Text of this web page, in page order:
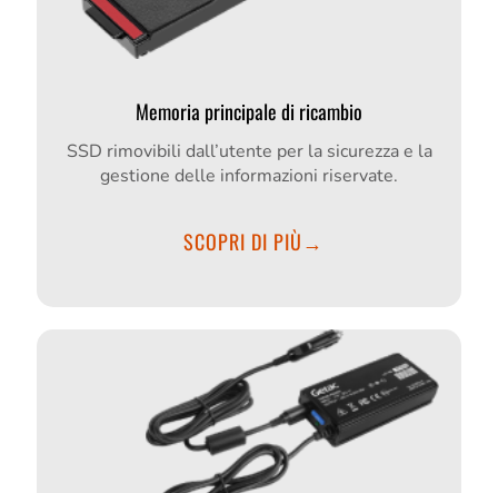
Memoria principale di ricambio
SSD rimovibili dall’utente per la sicurezza e la
gestione delle informazioni riservate.
SCOPRI DI PIÙ→